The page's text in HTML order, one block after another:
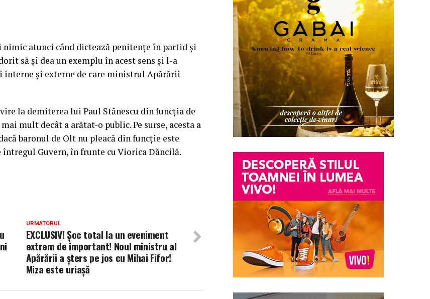
nimic atunci când dictează penitenţe în partid şi
să şi dea un exemplu în acest sens şi l-a
şi externe de care ministrul Apărării
la demiterea lui Paul Stănescu din funcţia de
mult decât a arătat-o public.Pe surse, acesta a
baronul de Olt nu pleacă din funcţie este
Guvern, în frunte cu Viorica Dăncilă.
URMATORUL
EXCLUSIV! Șoc total la un eveniment
extrem de important! Noul ministru al
Apărării a șters pe jos cu Mihai Fifor!
Miza este uriașă